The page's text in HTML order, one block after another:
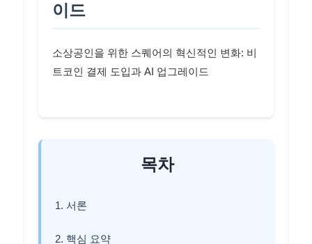
이드
소상공인을 위한 스퀘어의 혁신적인 변화: 비
트코인 결제 도입과 AI 업그레이드
목차
1. 서론
2. 핵심 요약